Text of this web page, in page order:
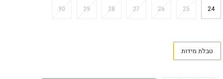
24
25
26
27
28
29
30
טבלת מידות